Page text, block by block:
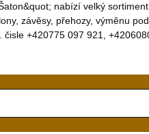
nabízí velký
závěsy, přehozy, výměnu
+420775 097 921,